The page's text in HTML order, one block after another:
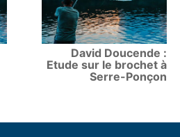
David Doucende :
Etude sur le brochet à
Serre-Ponçon